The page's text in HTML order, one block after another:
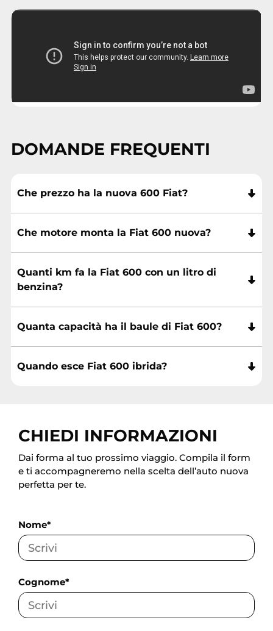
DOMANDE FREQUENTI
Che prezzo ha la nuova 600 Fiat?
Che motore monta la Fiat 600 nuova?
Quanti km fa la Fiat 600 con un litro di
benzina?
Quanta capacità ha il baule di Fiat 600?
Quando esce Fiat 600 ibrida?
CHIEDI INFORMAZIONI
Dai forma al tuo prossimo viaggio. Compila il form
e ti accompagneremo nella scelta dell’auto nuova
perfetta per te.
Nome*
Cognome*